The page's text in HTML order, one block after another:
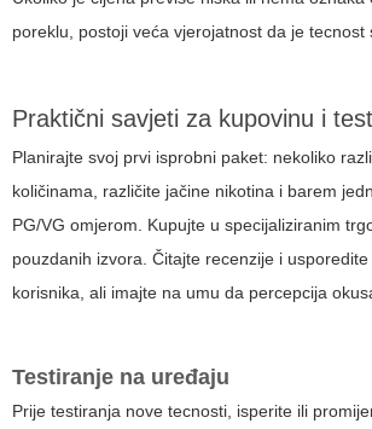
poreklu, postoji veća vjerojatnost da je tecnost
Praktični savjeti za kupovinu i
Planirajte svoj prvi isprobni paket: nekoliko
količinama, različite jačine nikotina i barem
PG/VG omjerom. Kupujte u specijaliziranim
pouzdanih izvora. Čitajte recenzije i
korisnika, ali imajte na umu da percepcija
Testiranje na uređaju
Prije testiranja nove tecnosti, isperite ili